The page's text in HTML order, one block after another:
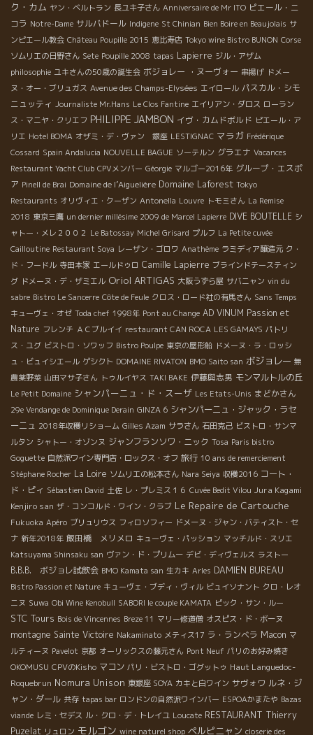
ク・カム ヤン・ベルトラン 長ユキ子さん Anniversaire de Mr ITO ピエール・ニ
コラ Notre-Dame サルバドール Indigene St Chinian Bien Boire en Beaujolais サ
ンピエール教会 Château Poupille 2015 恵比寿店 Tokyo wine Bistro BUNON Corse
ソムリエの日野さん Sete Poupille 2008 tapas Lapierre ジル・アザム
philosophie ユキさんの50歳の誕生会 ボジョレー ・ヌーヴォー 串揚げ ドメー
ヌ・オー・ブリュガス Avenue des Champs-Elysées エイロール パスカル・シモ
ニュッティ Journaliste Mr.Hans Le Clos Fantine エイリアン・ダロス ローラン
ス・マニヤ・クリエフ PHILIPPE JAMBON イヴ・カムドボルド ピエール・ア
リエ Hotel BOMA オザミ・デ・ヴァン 銀座 LESTIGNAC マラガ Frédérique
Cossard Spain Andalucia NOUVELLE BAGUE ソーテルン グラエナ Vacances
Restaurant Yacht Club CPVメンバー Géorgie マルゴー2016年 グループ・エスポ
ア Pinell de Brai Domaine de l’Aiguelière Domaine Laforest Tokyo
Restaurants オリヴィエ・クーザン Antonella Louvre トモミさん La Remise
2018 東京三鷹 un dernier millésime 2009 de Marcel Lapierre DIVE BOUTELLE シ
ャトー・メレ２００２ Le Batossay Michel Grisard プルフ La Petite cuvée
Cailloutine Restaurant Soya レーザン・ゴロワ Anathème ラミディア醸造元 ク・
ド・フードル 寺田本家 エールドゥロ Camille Lapierre ブラインドテースティン
グ ドメーヌ・デ・ザミエル Oriol ARTIGAS 大阪うずら屋 サバニャン vin du
sabre Bistro Le Sancerre Côte de Feule クロス・ロード社の有馬さん Sans Temps
キューヴェ・オゼ Toda chef 1998年 Pont au Change AD VINUM Passion et
Nature フレンチ ＡＣブルイイ restaurant CAN ROCA LES GAMAYS パトリ
ス・ユグ ビストロ・ソワッフ Bistro Poulpe 東京の屋形船 ドメーヌ・ラ・ロッシ
ュ・ビュイシエール ゲシクト DOMAINE RIVATON BMO Saito san ボジョレー 無
農薬野菜 山田マサ子さん トゥルイヤス TAKI BAKE 伊藤與志男 モンマルトルの丘
Le Petit Domaine シャンパーニュ・ド・スーザ Les Etats-Unis まどかさん
29e Vendange de Dominique Derain GINZA 6 シャンパーニュ・ジャック・ラセ
ーニュ 2018年収穫リショーム Gilles Azam サラさん 石田克己 ビストロ・サンマ
ルタン シャトー・オゾンヌ ジャンフランソワ・ニック Tosa Paris bistro
Goguette 自然派ワイン専門店・ロックス・オフ 旅行 10 ans de remerciement
Stéphane Rocher La Loire ソムリエの松本さん Nara Seiya 収穫2016 コート・
ド・ピィ Sébastien David 土佐 レ・プレミス１６ Cuvée Bedit Vilou Jura Kagami
Kenjiro san ザ・コンコルド・ワイン・クラブ Le Repaire de Cartouche
Fukuoka Apéro ブリュリウス フィロソフィー ドメーヌ・ジャン・バティスト・セ
ナ 新年2018年 飯田橋 メリメロ キューヴェ・パッション マッチルド・スリエ
Katsuyama Shinsaku san ヴァン・ド・プリムー デビ・ディヴェルス ラストー
B.B.B. ボジョレ試飲会 BMO Kamata san 生カキ Arles DAMIEN BUREAU
Bistro Passion et Nature キューヴェ・ブディ・ヴィル ビュイソナント クロ・レオ
ニヌ Suwa Obi Wine Kenobull SABORI le couple KAMATA ピック・サン・ルー
STC Tours Bois de Vincennes Breze 11 マリー修道僧 オスピス・ド・ボーヌ
montagne Sainte Victoire Nakaminato メティス17 ラ・ランベラ Macon マ
ルティーヌ Pavelot 京都 オーリックスの藤元さん Pont Neuf パリのお好み焼き
OKOMUSU CPVのKisho マコン パリ・ビストロ・ゴグットゥ Haut Languedoc-
Roquebrun Nomura Unison 東銀座 SOYA カキと白ワイン サヴォワ ルネ・ジ
ャン・ダール 共存 tapas bar ロンドンの自然派ワインバー ESPOAかまたや Bazas
viande レミ・セデス ル・クロ・デ・トレイユ Loucate RESTAURANT Thierry
Puzelat リュロン モルゴン wine naturel shop ペルピニャン closerie des